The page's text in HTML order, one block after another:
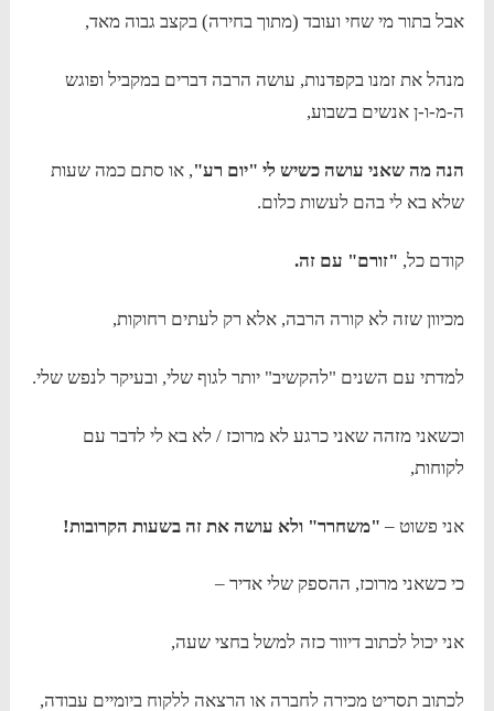
אבל בתור מי שחי ועובד (מתוך בחירה) בקצב גבוה מאד,
מנהל את זמנו בקפדנות, עושה הרבה דברים במקביל ופוגש
ה-מ-ו-ן אנשים בשבוע,
הנה מה שאני עושה כשיש לי "יום רע", או סתם כמה שעות
שלא בא לי בהם לעשות כלום.
קודם כל, "זורם" עם זה.
מכיוון שזה לא קורה הרבה, אלא רק לעתים רחוקות,
למדתי עם השנים "להקשיב" יותר לגוף שלי, ובעיקר לנפש שלי.
וכשאני מזהה שאני כרגע לא מרוכז / לא בא לי לדבר עם
לקוחות,
אני פשוט – "משחרר" ולא עושה את זה בשעות הקרובות!
כי כשאני מרוכז, ההספק שלי אדיר –
אני יכול לכתוב דיוור כזה למשל בחצי שעה,
לכתוב תסריט מכירה לחברה או הרצאה ללקוח ביומיים עבודה,